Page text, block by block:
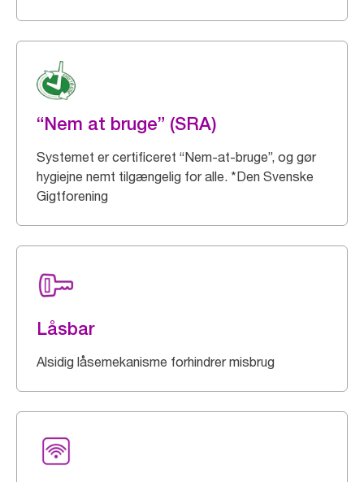
“Nem at bruge” (SRA)
Systemet er certificeret “Nem-at-bruge”, og gør
hygiejne nemt tilgængelig for alle. *Den Svenske
Gigtforening
Låsbar
Alsidig låsemekanisme forhindrer misbrug